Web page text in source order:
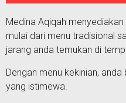
Medina Aqiqah
mulai dari menu tradisional
jarang anda temukan di
Dengan menu kekinian,
yang istimewa.